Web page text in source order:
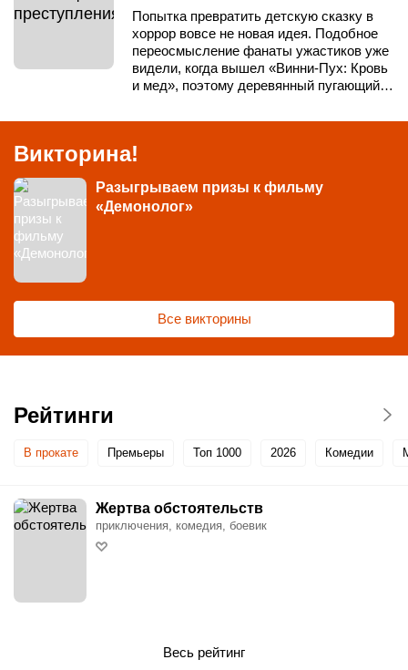
Попытка превратить детскую сказку в
хоррор вовсе не новая идея. Подобное
переосмысление фанаты ужастиков уже
видели, когда вышел «Винни-Пух: Кровь
и мед», поэтому деревянный пугающий…
Викторина!
Разыгрываем призы к фильму
«Демонолог»
Все викторины
Рейтинги
В прокате Премьеры Топ 1000 2026 Комедии
Жертва обстоятельств
приключения, комедия, боевик
Весь рейтинг